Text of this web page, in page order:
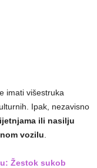
imati višestruka
Ipak, nezavisno
ili nasilju
vozilu
Žestok sukob